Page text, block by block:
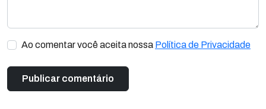
Ao comentar você aceita nossa Política de Privacidade